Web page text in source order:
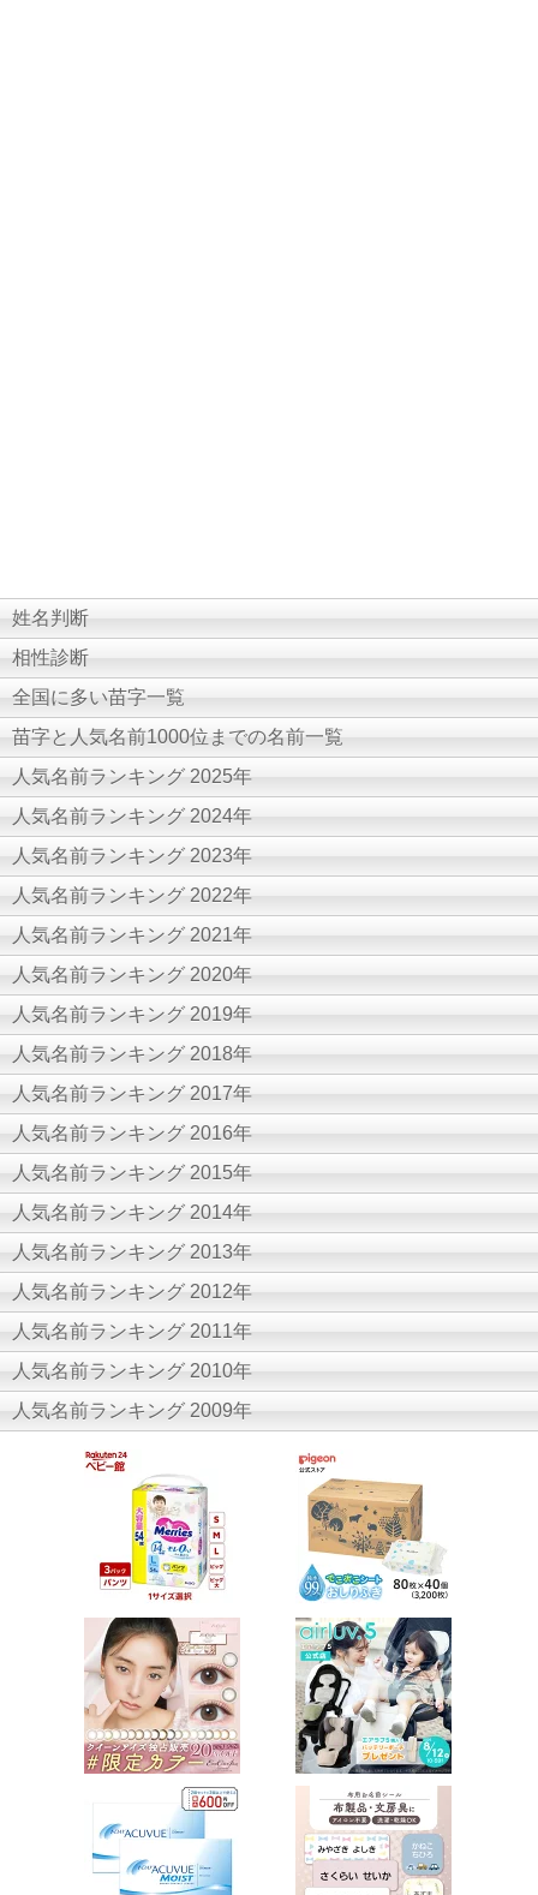
姓名判断
相性診断
全国に多い苗字一覧
苗字と人気名前1000位までの名前一覧
人気名前ランキング 2025年
人気名前ランキング 2024年
人気名前ランキング 2023年
人気名前ランキング 2022年
人気名前ランキング 2021年
人気名前ランキング 2020年
人気名前ランキング 2019年
人気名前ランキング 2018年
人気名前ランキング 2017年
人気名前ランキング 2016年
人気名前ランキング 2015年
人気名前ランキング 2014年
人気名前ランキング 2013年
人気名前ランキング 2012年
人気名前ランキング 2011年
人気名前ランキング 2010年
人気名前ランキング 2009年